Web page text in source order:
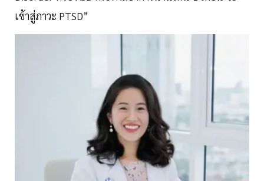
เข้าสู่ภาวะ PTSD”